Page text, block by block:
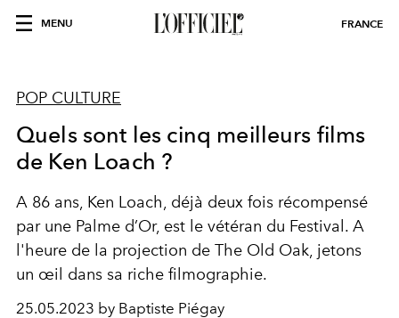
MENU FRANCE
POP CULTURE
Quels sont les cinq meilleurs films
de Ken Loach ?
A 86 ans, Ken Loach, déjà deux fois récompensé
par une Palme d’Or, est le vétéran du Festival. A
l'heure de la projection de The Old Oak, jetons
un œil dans sa riche filmographie.
25.05.2023 by Baptiste Piégay